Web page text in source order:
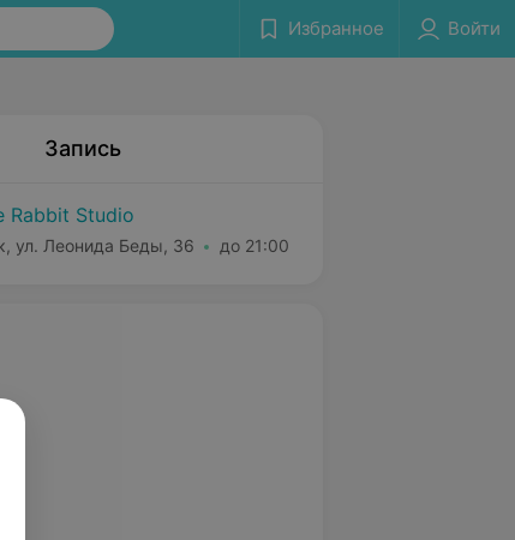
Избранное Войти
Запись
Rabbit Studio
ул. Леонида Беды, 36 до 21:00